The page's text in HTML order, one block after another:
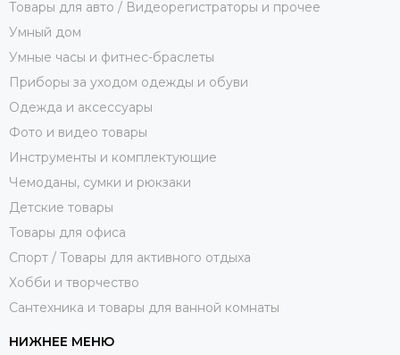
Товары для авто / Видеорегистраторы и прочее
Умный дом
Умные часы и фитнес-браслеты
Приборы за уходом одежды и обуви
Одежда и аксессуары
Фото и видео товары
Инструменты и комплектующие
Чемоданы, сумки и рюкзаки
Детские товары
Товары для офиса
Спорт / Товары для активного отдыха
Хобби и творчество
Сантехника и товары для ванной комнаты
НИЖНЕЕ МЕНЮ